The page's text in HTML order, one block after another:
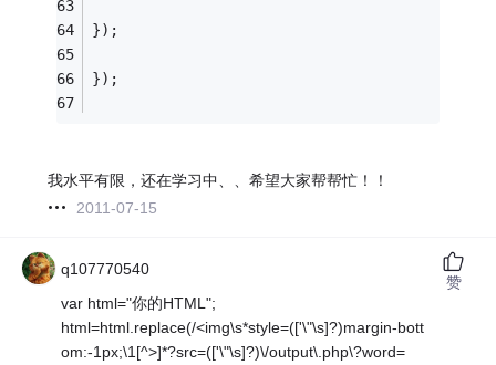
});
});
我水平有限，还在学习中、、希望大家帮帮忙！！
2011-07-15
q107770540
var html="你的HTML";
html=html.replace(/<img\s*style=(['\"\s]?)margin-bott
om:-1px;\1[^>]*?src=(['\"\s]?)\/output\.php\?word=
赞